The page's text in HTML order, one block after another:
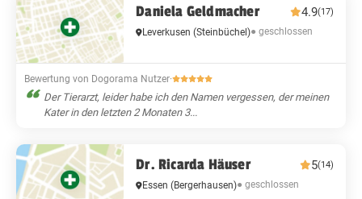
Daniela Geldmacher 4.9(17)
Leverkusen(Steinbüchel)● geschlossen
Bewertung von Dogorama Nutzer·
Der Tierarzt, leider habe ich den Namen vergessen, der meinen
Kater in den letzten 2 Monaten 3...
Dr. Ricarda Häuser 5(14)
Essen(Bergerhausen)● geschlossen